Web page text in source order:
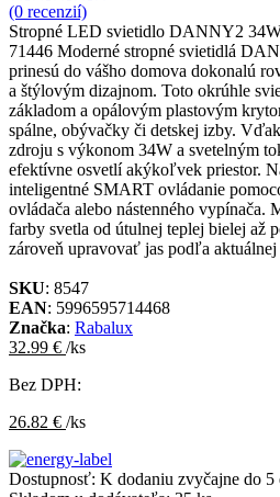
(0 recenzií)
Stropné LED svietidlo DANNY2
71446 Moderné stropné svietidlá
prinesú do vášho domova dokonalú
a štýlovým dizajnom. Toto okrúhle
základom a opálovým plastovým
spálne, obývačky či detskej izby.
zdroju s výkonom 34W a svetelným
efektívne osvetlí akýkoľvek priestor.
inteligentné SMART ovládanie
ovládača alebo nástenného vypínača.
farby svetla od útulnej teplej bielej až
zároveň upravovať jas podľa aktuálnej
SKU: 8547
EAN: 5996595714468
Značka: Rabalux
32.99 € /ks
Bez DPH:
26.82 € /ks
Dostupnosť: K dodaniu zvyčajne do 5